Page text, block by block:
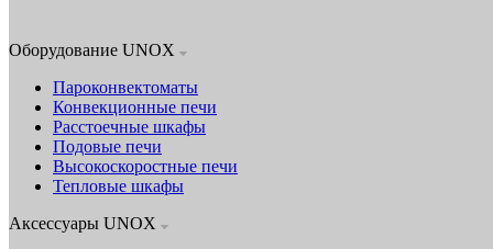
Оборудование UNOX
Пароконвектоматы
Конвекционные печи
Расстоечные шкафы
Подовые печи
Высокоскоростные печи
Тепловые шкафы
Аксессуары UNOX